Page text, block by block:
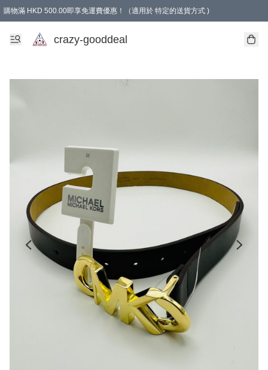
購物滿 HKD 500.00即享免運費優惠！（適用於 特定的送貨方式 )
成為會員可享免費禮品
crazy-gooddeal